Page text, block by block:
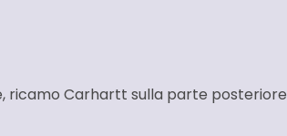
ricamo Carhartt sulla parte posteriore